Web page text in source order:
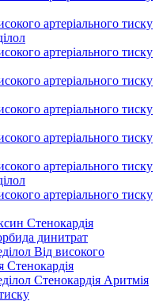
артеріального тиску
артеріального тиску
артеріального тиску
артеріального тиску
артеріального тиску
артеріального тиску
артеріального тиску
Стенокардія
динитрат
Від високого
Стенокардія
Стенокардія Аритмія